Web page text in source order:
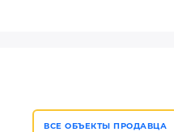
ВСЕ ОБЪЕКТЫ ПРОДАВЦА